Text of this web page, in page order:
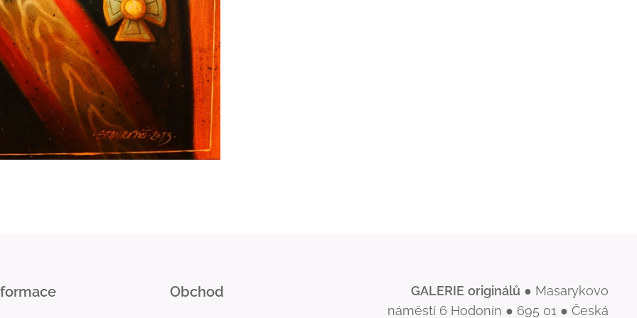
Obchod GALERIE originálů ● Masarykovo
náměstí 6 Hodonín ● 695 01 ● Česká